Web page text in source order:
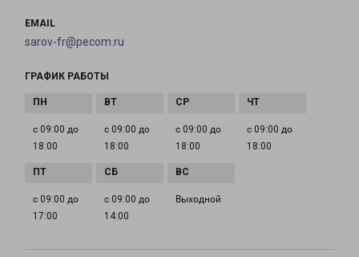
EMAIL
sarov-fr@pecom.ru
ГРАФИК РАБОТЫ
с 09:00 до
18:00
с 09:00 до
18:00
с 09:00 до
18:00
с 09:00 до
18:00
с 09:00 до
17:00
с 09:00 до
14:00
Выходной